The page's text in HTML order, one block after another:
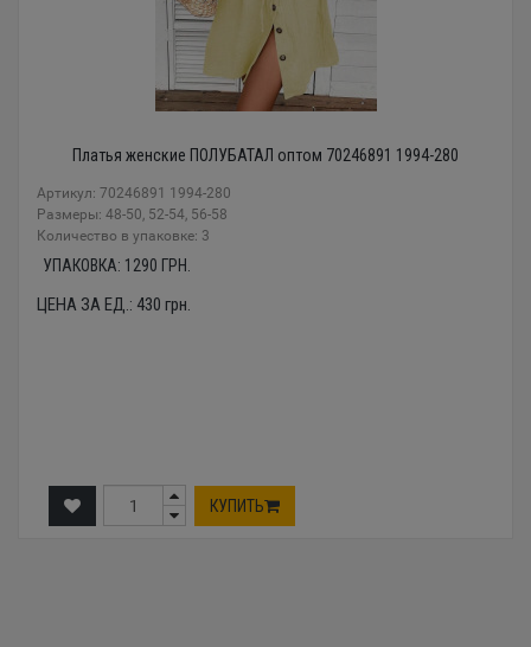
Платья женские ПОЛУБАТАЛ оптом 70246891 1994-280
Артикул: 70246891 1994-280
Размеры: 48-50, 52-54, 56-58
Количество в упаковке: 3
УПАКОВКА: 1290 ГРН.
ЦЕНА ЗА ЕД.: 430 грн.
КУПИТЬ